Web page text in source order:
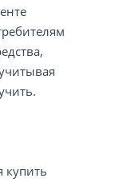
купить